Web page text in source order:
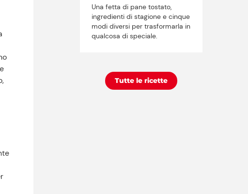
Una fetta di pane tostato,
ingredienti di stagione e cinque
modi diversi per trasformarla in
qualcosa di speciale.
Tutte le ricette